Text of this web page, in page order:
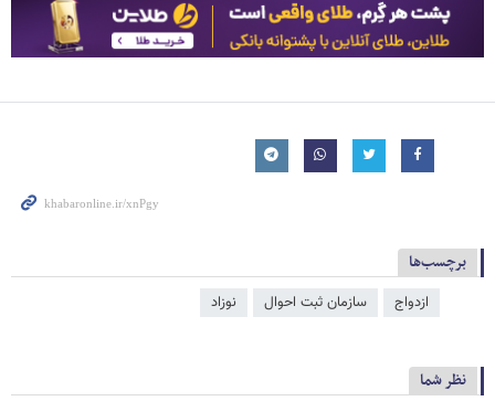
برچسب‌ها
ازدواج سازمان ثبت احوال نوزاد
نظر شما